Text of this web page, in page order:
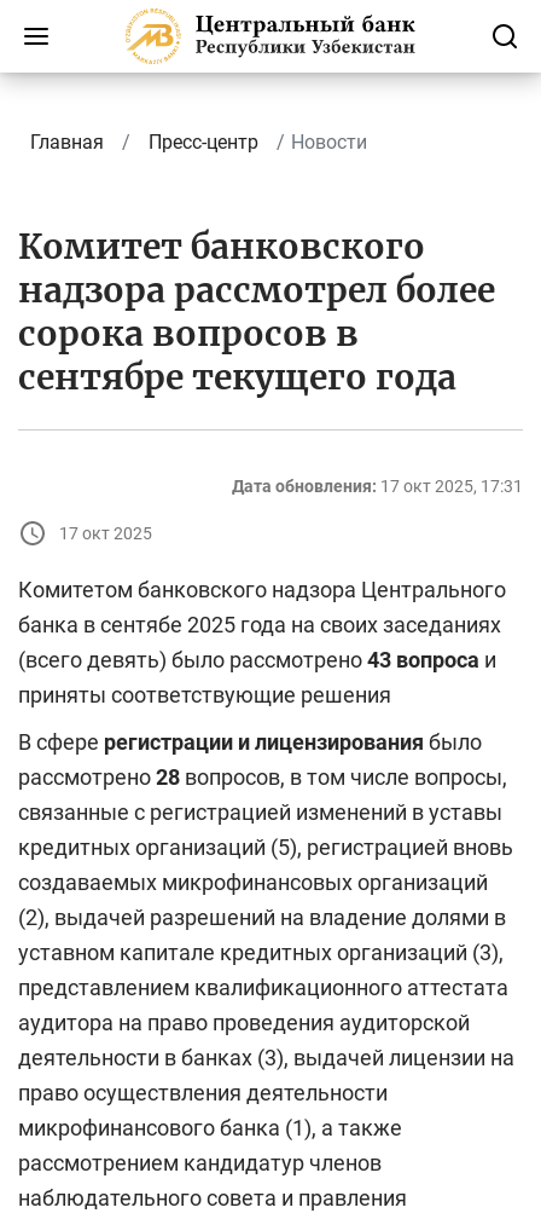
Главная Пресс-центр Новости
Комитет банковского
надзора рассмотрел более
сорока вопросов в
сентябре текущего года
Дата обновления: 17 окт 2025, 17:31
17 окт 2025
Комитетом банковского надзора Центрального
банка в сентябе 2025 года на своих заседаниях
(всего девять) было рассмотрено43 вопроса и
приняты соответствующие решения
В сфере регистрации и лицензирования было
рассмотрено28 вопросов, в том числе вопросы,
связанные с регистрацией изменений в уставы
кредитных организаций (5), регистрацией вновь
создаваемых микрофинансовых организаций
(2), выдачей разрешений на владение долями в
уставном капитале кредитных организаций (3),
представлением квалификационного аттестата
аудитора на право проведения аудиторской
деятельности в банках (3), выдачей лицензии на
право осуществления деятельности
микрофинансового банка (1), а также
рассмотрением кандидатур членов
наблюдательного совета и правления